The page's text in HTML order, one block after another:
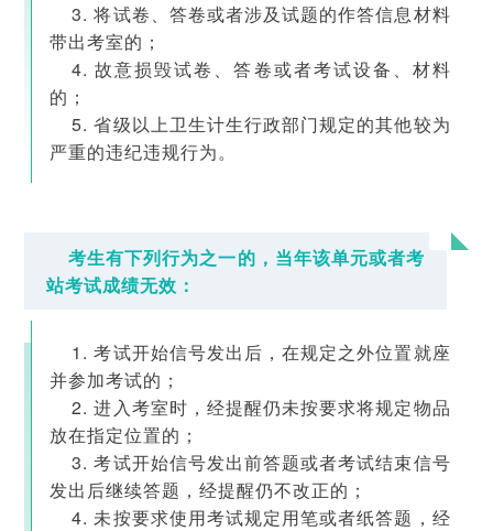
3. 将试卷、答卷或者涉及试题的作答信息材料
带出考室的；
4. 故意损毁试卷、答卷或者考试设备、材料
的；
5. 省级以上卫生计生行政部门规定的其他较为
严重的违纪违规行为。
考生有下列行为之一的，当年该单元或者考
站考试成绩无效：
1. 考试开始信号发出后，在规定之外位置就座
并参加考试的；
2. 进入考室时，经提醒仍未按要求将规定物品
放在指定位置的；
3. 考试开始信号发出前答题或者考试结束信号
发出后继续答题，经提醒仍不改正的；
4. 未按要求使用考试规定用笔或者纸答题，经